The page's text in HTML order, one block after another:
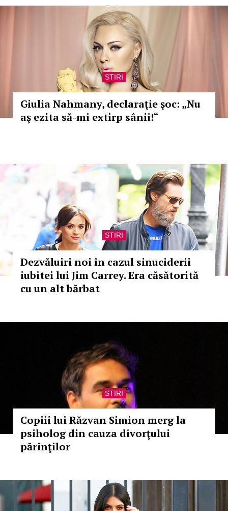
STIRI
Giulia Nahmany, declaraţie şoc: „Nu
aş ezita să-mi extirp sânii!“
STIRI
Dezvăluiri noi în cazul sinuciderii
iubitei lui Jim Carrey. Era căsătorită
cu un alt bărbat
STIRI
Copiii lui Răzvan Simion merg la
psiholog din cauza divorţului
părinţilor